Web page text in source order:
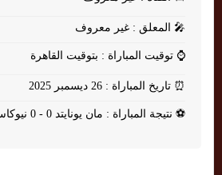
🎤 المعلق : غير معروف
⌚ توقيت المباراة : بتوقيت القاهرة
⏰ تاريخ المباراة : 26 ديسمبر 2025
⚽ نتيجة المباراة : مان يونايتد 0 - 0 نيوكاسل يونايتد